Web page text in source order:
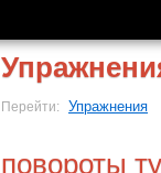
Перейти: Упражнения
повороты